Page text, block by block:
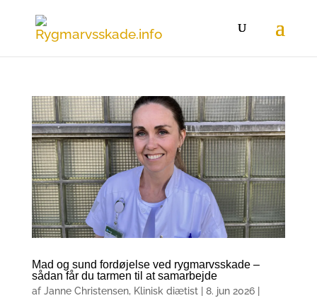
Mad og sund fordøjelse ved rygmarvsskade –
sådan får du tarmen til at samarbejde
af Janne Christensen, Klinisk diætist| 8. jun 2026|